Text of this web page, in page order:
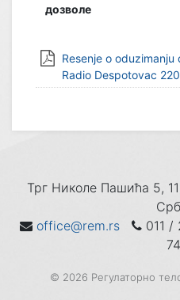
дозволе
Resenje o
Radio Despotovac
Трг Николе Пашића 5,
office@rem.rs
011 /
© 2026 Регулаторно